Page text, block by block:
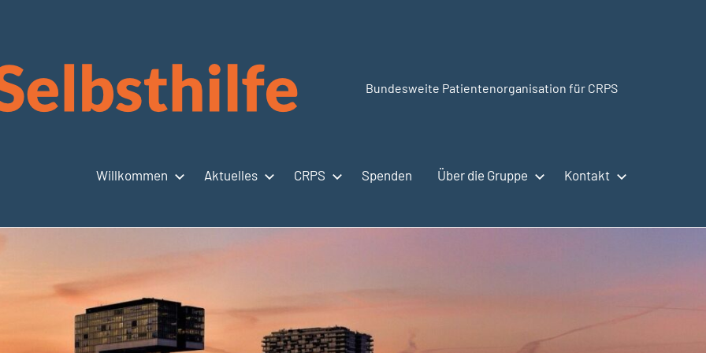
CRPSSelbsthilfe.org
Bundesweite Patientenorganisation für CRPS
Willkommen Aktuelles CRPS Spenden Über die Gruppe Kontakt